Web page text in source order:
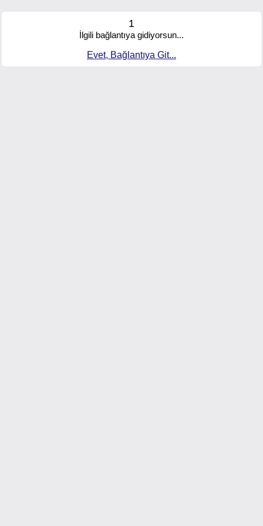
1
İlgili bağlantıya gidiyorsun...
Evet, Bağlantıya Git...